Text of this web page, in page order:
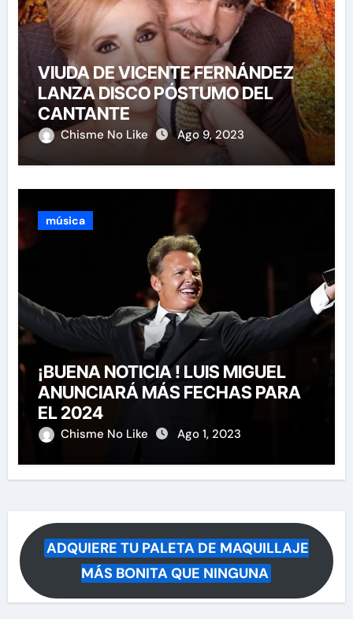
VIUDA DE VICENTE FERNÁNDEZ
LANZA DISCO PÓSTUMO DEL
CANTANTE
Chisme No Like Ago 9, 2023
música
¡BUENA NOTICIA ! LUIS MIGUEL
ANUNCIARÁ MÁS FECHAS PARA
EL 2024
Chisme No Like Ago 1, 2023
ADQUIERE TU PALETA DE MAQUILLAJE
MÁS BONITA QUE NINGUNA